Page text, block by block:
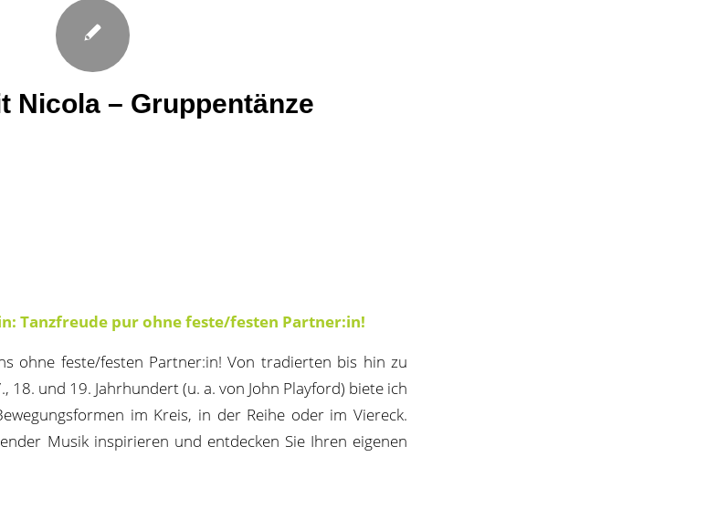
Nicola – Gruppentänze
Tanzfreude pur ohne feste/festen Partner:in!
ohne feste/festen Partner:in! Von tradierten bis hin zu
18. und 19. Jahrhundert (u. a. von John Playford) biete ich
im Kreis, in der Reihe oder im Viereck.
Musik inspirieren und entdecken Sie Ihren eigenen